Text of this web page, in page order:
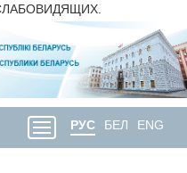
РУС БЕЛ ENG